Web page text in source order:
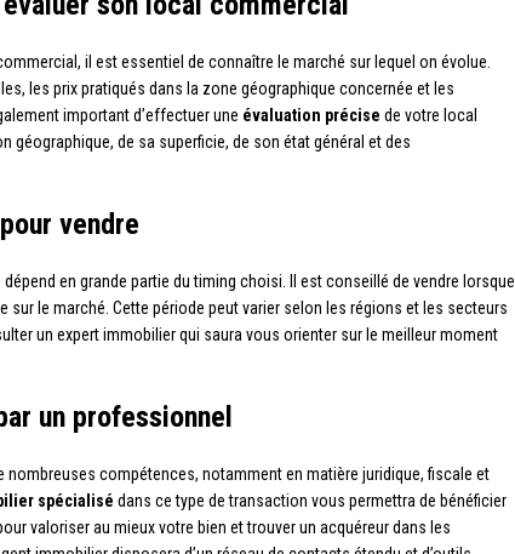
il est essentiel de connaître le marché sur lequel on évolue.
les prix pratiqués dans la zone géographique concernée et les
important d’effectuer une évaluation précise de votre local
géographique, de sa superficie, de son état général et des
vendre
en grande partie du timing choisi. Il est conseillé de vendre lorsque
sur le marché. Cette période peut varier selon les régions et les secteurs
un expert immobilier qui saura vous orienter sur le meilleur moment
un professionnel
nombreuses compétences, notamment en matière juridique, fiscale et
spécialisé dans ce type de transaction vous permettra de bénéficier
valoriser au mieux votre bien et trouver un acquéreur dans les